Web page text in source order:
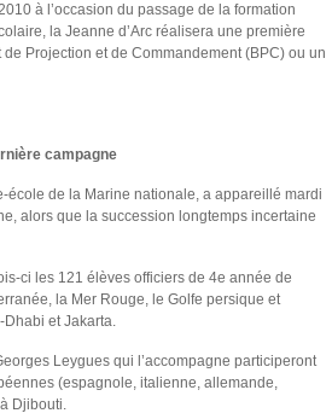
à l’occasion du passage de la formation
la Jeanne d’Arc réalisera une première
Projection et de Commandement (BPC) ou un
campagne
école de la Marine nationale, a appareillé mardi
alors que la succession longtemps incertaine
ci les 121 élèves officiers de 4e année de
la Mer Rouge, le Golfe persique et
Dhabi et Jakarta.
Leygues qui l’accompagne participeront
(espagnole, italienne, allemande,
Djibouti.